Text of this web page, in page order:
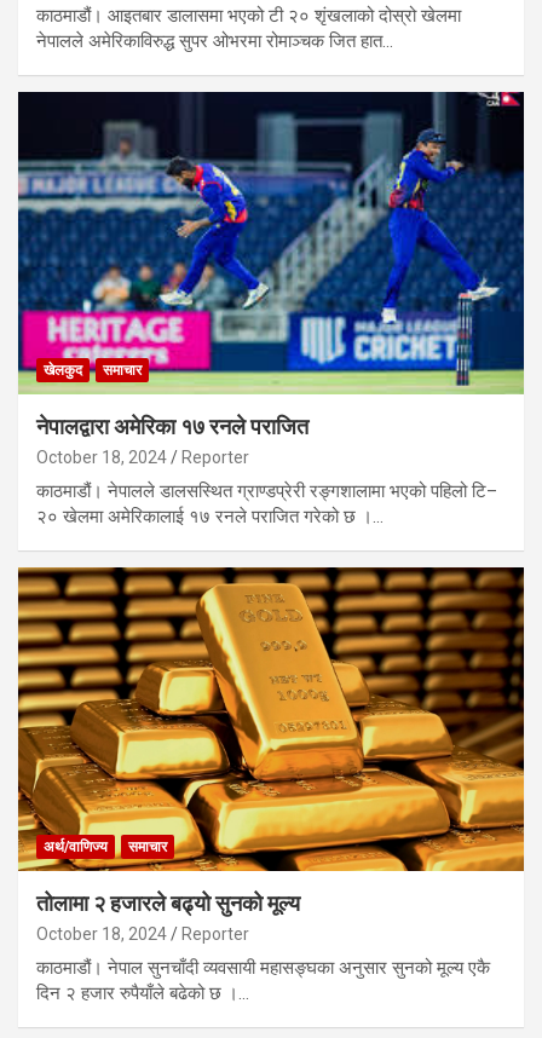
काठमाडौं। आइतबार डालासमा भएको टी २० शृंखलाको दोस्रो खेलमा
नेपालले अमेरिकाविरुद्ध सुपर ओभरमा रोमाञ्चक जित हात…
खेलकुद समाचार
नेपालद्वारा अमेरिका १७ रनले पराजित
October 18, 2024 Reporter
काठमाडौं। नेपालले डालसस्थित ग्राण्डप्रेरी रङ्गशालामा भएको पहिलो टि–
२० खेलमा अमेरिकालाई १७ रनले पराजित गरेको छ ।…
अर्थ/वाणिज्य समाचार
तोलामा २ हजारले बढ्यो सुनको मूल्य
October 18, 2024 Reporter
काठमाडौं। नेपाल सुनचाँदी व्यवसायी महासङ्घका अनुसार सुनको मूल्य एकै
दिन २ हजार रुपैयाँले बढेको छ ।…